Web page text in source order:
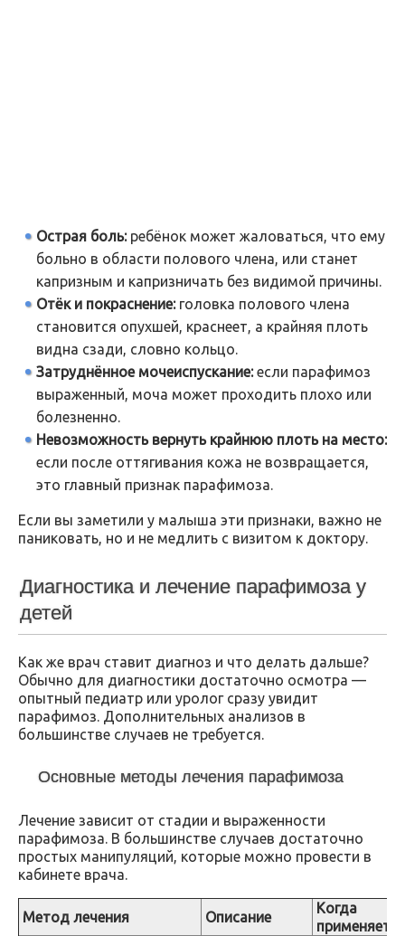
Острая боль:ребёнок может жаловаться, что ему
больно в области полового члена, или станет
капризным и капризничать без видимой причины.
Отёк и покраснение:головка полового члена
становится опухшей, краснеет, а крайняя плоть
видна сзади, словно кольцо.
Затруднённое мочеиспускание:если парафимоз
выраженный, моча может проходить плохо или
болезненно.
Невозможность вернуть крайнюю плоть на место:
если после оттягивания кожа не возвращается,
это главный признак парафимоза.
Если вы заметили у малыша эти признаки, важно не
паниковать, но и не медлить с визитом к доктору.
Диагностика и лечение парафимоза у
детей
Как же врач ставит диагноз и что делать дальше?
Обычно для диагностики достаточно осмотра —
опытный педиатр или уролог сразу увидит
парафимоз. Дополнительных анализов в
большинстве случаев не требуется.
Основные методы лечения парафимоза
Лечение зависит от стадии и выраженности
парафимоза. В большинстве случаев достаточно
простых манипуляций, которые можно провести в
кабинете врача.
Метод лечения Описание
Когда
применяется